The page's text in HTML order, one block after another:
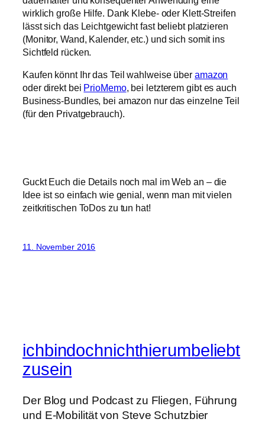
wirklich große Hilfe. Dank Klebe- oder Klett-Streifen
lässt sich das Leichtgewicht fast beliebt platzieren
(Monitor, Wand, Kalender, etc.) und sich somit ins
Sichtfeld rücken.
Kaufen könnt Ihr das Teil wahlweise über amazon
oder direkt bei PrioMemo, bei letzterem gibt es auch
Business-Bundles, bei amazon nur das einzelne Teil
(für den Privatgebrauch).
Guckt Euch die Details noch mal im Web an – die
Idee ist so einfach wie genial, wenn man mit vielen
zeitkritischen ToDos zu tun hat!
11. November 2016
ichbindochnichthierumbeliebt
zusein
Der Blog und Podcast zu Fliegen, Führung
und E-Mobilität von Steve Schutzbier